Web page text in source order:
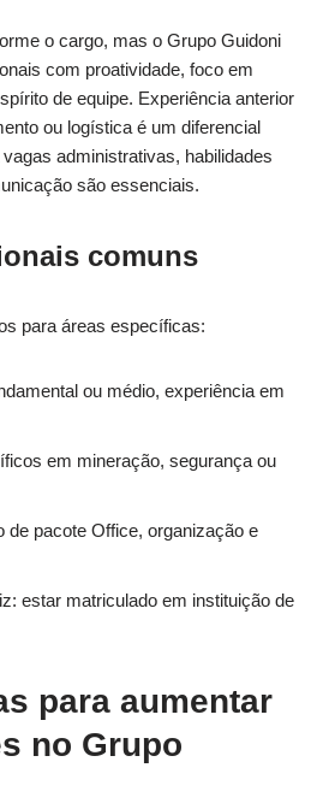
o cargo, mas o Grupo Guidoni
com proatividade, foco em
de equipe. Experiência anterior
ou logística é um diferencial
administrativas, habilidades
são essenciais.
comuns
para áreas específicas:
ou médio, experiência em
em mineração, segurança ou
de pacote Office, organização e
estar matriculado em instituição de
para aumentar
no Grupo